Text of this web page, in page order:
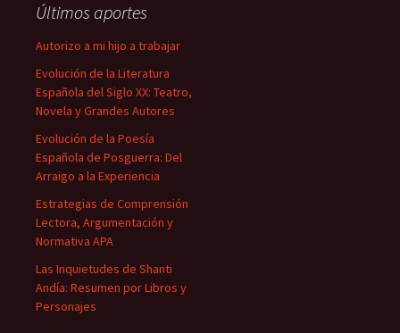
Últimos aportes
Autorizo a mi hijo a trabajar
Evolución de la Literatura
Española del Siglo XX: Teatro,
Novela y Grandes Autores
Evolución de la Poesía
Española de Posguerra: Del
Arraigo a la Experiencia
Estrategias de Comprensión
Lectora, Argumentación y
Normativa APA
Las Inquietudes de Shanti
Andía: Resumen por Libros y
Personajes